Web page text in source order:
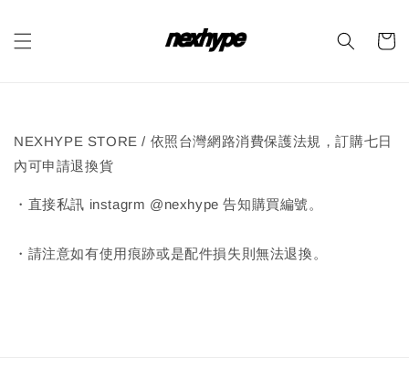
NEXHYPE STORE / 依照台灣網路消費保護法規，訂購七日
內可申請退換貨
・直接私訊 instagrm @nexhype 告知購買編號。
・請注意如有使用痕跡或是配件損失則無法退換。